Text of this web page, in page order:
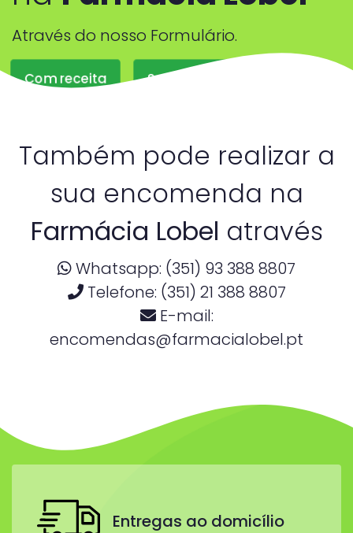
Através do nosso Formulário.
Com receita Sem receita
Também pode realizar a
sua encomenda na
Farmácia Lobel através
Whatsapp: (351) 93 388 8807
Telefone: (351) 21 388 8807
E-mail:
encomendas@farmacialobel.pt
Entregas ao domicílio